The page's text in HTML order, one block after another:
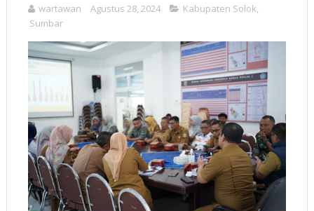
wartawan Agustus 28, 2024 Kabupaten Solok
Sumbar